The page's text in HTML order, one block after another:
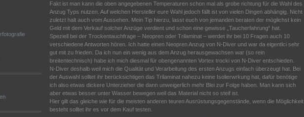
Fakt ist man kann die oben angegebenen Temperaturen schon mal als grobe richtung für die Wahl des
Anzug Typs nutzen. Auf welchen Hersteller eure Wahl jedoch fällt ist von vielen Dingen abhängig. Nicht
zuletzt halt auch vom Aussehen. Mein Tip hierzu, lasst euch von jemanden beraten der möglichst kein
Geld mit dem Verkauf solcher Anzüge verdient und schon eine gewisse „Taucherfahrung“ hat.
Speziell bei der Trockentauchfrage – Neopren oder Trilaminat – werdet ihr bei 10 Fragen auch 10
verschiedene Antworten hören. Ich hatte einen Neopren Anzug von N-Diver und war da eigentlci sehr
gut mit zu frieden. Da ich nun ein wenig aus dem Anzug herausgewachsen war (so rein
breitentechnisch) habe ich mich diesmal für obengenannten Vortex trocki von N-Diver entschieden.
N-Diver deshalb weil mich die Qualität und Verarbeitung des ersten Anzugs einfach überzeugt hat. Bei
der Auswahl solltet ihr berücksichtigen das Trilaminat nahezu keine Isolierwrkung hat, dafür benötige
ich also etwas dickere Unterzieher die dann unweigerlich mehr Blei zur Folge haben. Man kann sich
aber etwas besser unter Wasser bewegen weil das Material nicht so steif ist.
Hier gilt das gleiche wie für die meisten anderen teuren Ausrüstungsgegenstände, wenn die Möglichkeit
besteht solltet ihr es vor dem Kauf testen.